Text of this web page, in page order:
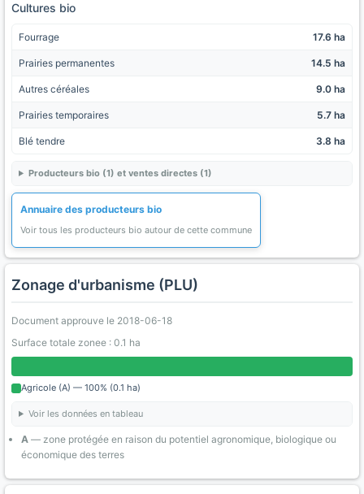
Cultures bio
Fourrage 17.6 ha
Prairies permanentes 14.5 ha
Autres céréales 9.0 ha
Prairies temporaires 5.7 ha
Blé tendre 3.8 ha
Producteurs bio (1) et ventes directes (1)
Annuaire des producteurs bio
Voir tous les producteurs bio autour de cette commune
Zonage d'urbanisme (PLU)
Document approuve le 2018-06-18
Surface totale zonee : 0.1 ha
Agricole (A) — 100% (0.1 ha)
Voir les données en tableau
A — zone protégée en raison du potentiel agronomique, biologique ou
économique des terres